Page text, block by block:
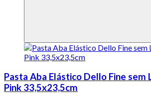
Pasta Aba Elástico Dello Fine sem
Pink 33,5x23,5cm